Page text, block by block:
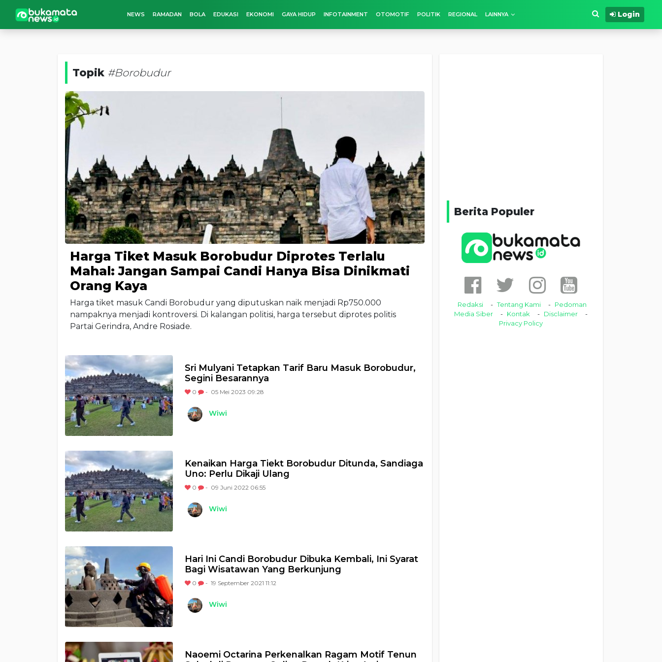
NEWS RAMADAN BOLA EDUKASI EKONOMI GAYA HIDUP INFOTAINMENT OTOMOTIF POLITIK REGIONAL LAINNYA Login
Topik #Borobudur
Harga Tiket Masuk Borobudur Diprotes Terlalu
Mahal: Jangan Sampai Candi Hanya Bisa Dinikmati
Orang Kaya
Harga tiket masuk Candi Borobudur yang diputuskan naik menjadi Rp750.000
nampaknya menjadi kontroversi. Di kalangan politisi, harga tersebut diprotes politis
Partai Gerindra, Andre Rosiade.
Sri Mulyani Tetapkan Tarif Baru Masuk Borobudur,
Segini Besarannya
0 - 05 Mei 2023 09:28
Wiwi
Kenaikan Harga Tiekt Borobudur Ditunda, Sandiaga
Uno: Perlu Dikaji Ulang
0 - 09 Juni 2022 06:55
Wiwi
Hari Ini Candi Borobudur Dibuka Kembali, Ini Syarat
Bagi Wisatawan Yang Berkunjung
0 - 19 September 2021 11:12
Wiwi
Naoemi Octarina Perkenalkan Ragam Motif Tenun
Berita Populer
Redaksi Tentang Kami
Pedoman
Media Siber
Kontak
Disclaimer
Privacy Policy